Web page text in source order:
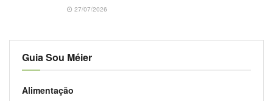
27/07/2026
Guia Sou Méier
Alimentação